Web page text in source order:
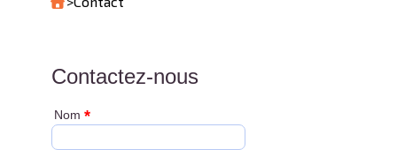
Contactez-nous
Nom *